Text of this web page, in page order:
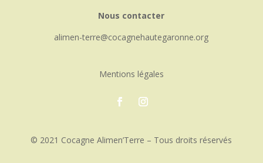
Nous contacter
alimen-terre
cocagnehautegaronne.org
Mentions légales
© 2021 Cocagne Alimen’Terre – Tous droits réservés